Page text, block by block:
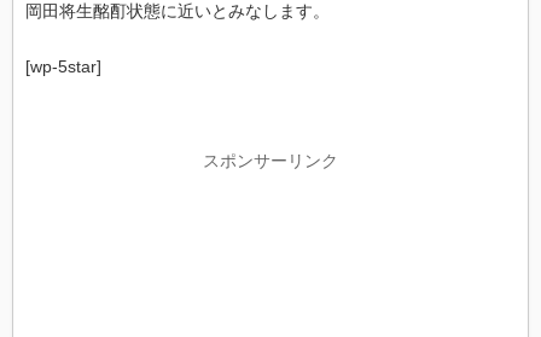
岡田将生酩酊状態に近いとみなします。
[wp-5star]
スポンサーリンク